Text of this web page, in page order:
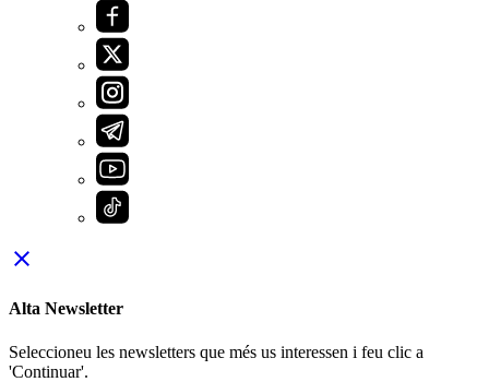
close
Alta Newsletter
Seleccioneu les newsletters que més us interessen i feu clic a
'Continuar'.